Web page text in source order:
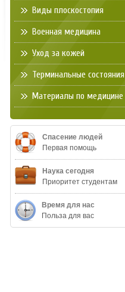
Виды плоскостопия
Военная медицина
Уход за кожей
Терминальные состояния
Материалы по медицине
Спасение людей
Первая помощь
Наука сегодня
Приоритет студентам
Время для нас
Польза для вас